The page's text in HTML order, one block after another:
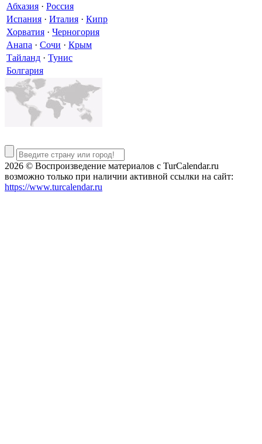
Абхазия · Россия
Испания · Италия · Кипр
Хорватия · Черногория
Анапа · Сочи · Крым
Тайланд · Тунис
Болгария
2026 © Воспроизведение материалов c TurCalendar.ru
возможно только при наличии активной ссылки на сайт:
https://www.turcalendar.ru